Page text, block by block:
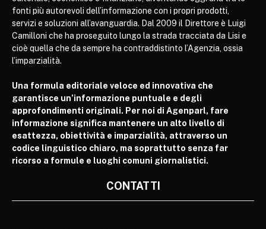
fonti più autorevoli dell’informazione con i propri prodotti,
servizi e soluzioni all’avanguardia. Dal 2009 il Direttore è Luigi
Camilloni che ha proseguito lungo la strada tracciata da Lisi e
cioè quella che da sempre ha contraddistinto l’Agenzia, ossia
l’imparzialità.
Una formula editoriale veloce ed innovativa che
garantisce un’informazione puntuale e degli
approfondimenti originali. Per noi di Agenparl, fare
informazione significa mantenere un alto livello di
esattezza, obiettività e imparzialità, attraverso un
codice linguistico chiaro, ma soprattutto senza far
ricorso a formule e luoghi comuni giornalistici.
CONTATTI